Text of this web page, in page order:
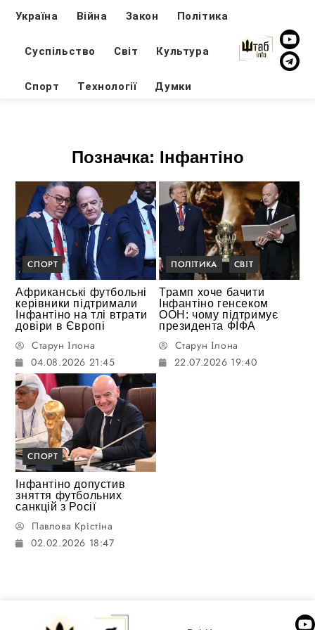
Україна Війна Закон Політика
Суспільство Світ Культура
Спорт Технології Думки
Позначка: Інфантіно
СПОРТ
Африканські футбольні
керівники підтримали
Інфантіно на тлі втрати
довіри в Європі
Старун Ілона
04.08.2026 21:45
ПОЛІТИКА СВІТ
Трамп хоче бачити
Інфантіно генсеком
ООН: чому підтримує
президента ФІФА
Старун Ілона
22.07.2026 19:40
СПОРТ
Інфантіно допустив
зняття футбольних
санкцій з Росії
Павлова Крістіна
02.02.2026 18:47